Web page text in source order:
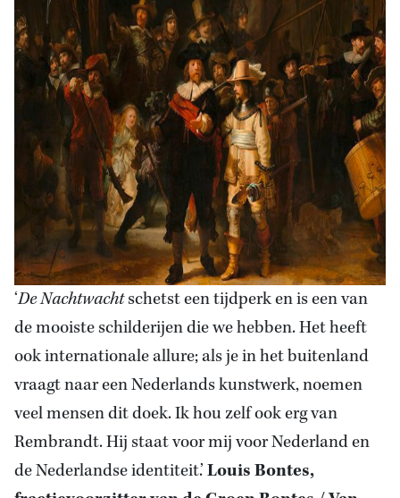
‘De Nachtwachtschetst een tijdperk en is een van
de mooiste schilderijen die we hebben. Het heeft
ook internationale allure; als je in het buitenland
vraagt naar een Nederlands kunstwerk, noemen
veel mensen dit doek. Ik hou zelf ook erg van
Rembrandt. Hij staat voor mij voor Nederland en
de Nederlandse identiteit.’Louis Bontes,